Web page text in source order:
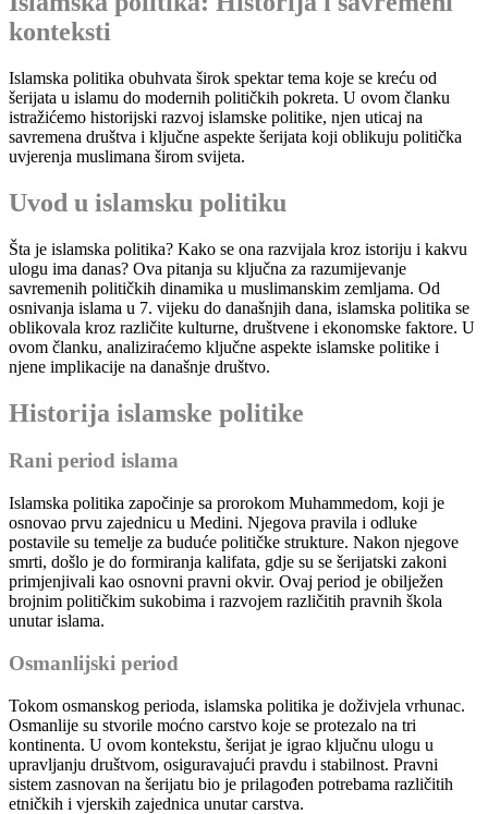
konteksti
Islamska politika obuhvata širok spektar tema koje se kreću od
šerijata u islamu do modernih političkih pokreta. U ovom članku
istražićemo historijski razvoj islamske politike, njen uticaj na
savremena društva i ključne aspekte šerijata koji oblikuju politička
uvjerenja muslimana širom svijeta.
Uvod u islamsku politiku
Šta je islamska politika? Kako se ona razvijala kroz istoriju i kakvu
ulogu ima danas? Ova pitanja su ključna za razumijevanje
savremenih političkih dinamika u muslimanskim zemljama. Od
osnivanja islama u 7. vijeku do današnjih dana, islamska politika se
oblikovala kroz različite kulturne, društvene i ekonomske faktore. U
ovom članku, analiziraćemo ključne aspekte islamske politike i
njene implikacije na današnje društvo.
Historija islamske politike
Rani period islama
Islamska politika započinje sa prorokom Muhammedom, koji je
osnovao prvu zajednicu u Medini. Njegova pravila i odluke
postavile su temelje za buduće političke strukture. Nakon njegove
smrti, došlo je do formiranja kalifata, gdje su se šerijatski zakoni
primjenjivali kao osnovni pravni okvir. Ovaj period je obilježen
brojnim političkim sukobima i razvojem različitih pravnih škola
unutar islama.
Osmanlijski period
Tokom osmanskog perioda, islamska politika je doživjela vrhunac.
Osmanlije su stvorile moćno carstvo koje se protezalo na tri
kontinenta. U ovom kontekstu, šerijat je igrao ključnu ulogu u
upravljanju društvom, osiguravajući pravdu i stabilnost. Pravni
sistem zasnovan na šerijatu bio je prilagođen potrebama različitih
etničkih i vjerskih zajednica unutar carstva.